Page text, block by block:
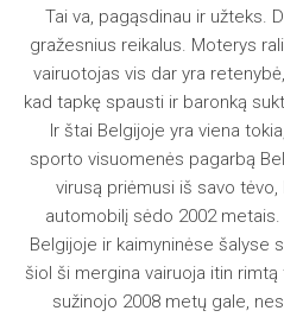
Tai va, pagąsdinau ir užteks.
gražesnius reikalus. Moterys
vairuotojas vis dar yra
kad tapkę spausti ir baronką
Ir štai Belgijoje yra viena
sporto visuomenės pagarbą
virusą priėmusi iš savo
automobilį sėdo 2002
Belgijoje ir kaimyninėse šalyse
šiol ši mergina vairuoja itin
sužinojo 2008 metų gale,